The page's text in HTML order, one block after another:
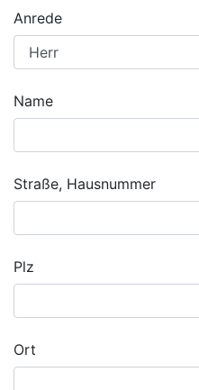
Anrede
Name
Straße, Hausnummer
Plz
Ort